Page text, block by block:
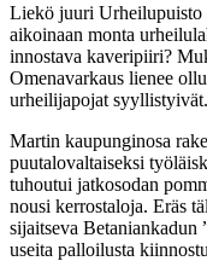
Liekö juuri Urheilupuisto
aikoinaan monta
innostava kaveripiiri?
Omenavarkaus lienee
urheilijapojat syyllistyivät.
Martin kaupunginosa
puutalovaltaiseksi
tuhoutui jatkosodan
nousi kerrostaloja. Eräs
sijaitseva Betaniankadun
useita palloilusta